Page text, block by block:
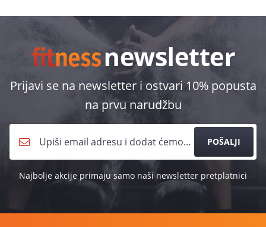
Prijavi se na newsletter i ostvari 10% popusta
na prvu narudžbu
POŠALJI
Najbolje akcije primaju samo naši newsletter pretplatnici